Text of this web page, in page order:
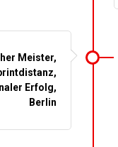
Meister,
Erfolg,
Berlin